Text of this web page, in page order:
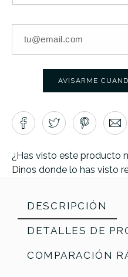
AVISARME
¿Has visto este producto
Dinos donde lo has visto
DESCRIPCIÓN
DETALLES DE
COMPARACIÓN